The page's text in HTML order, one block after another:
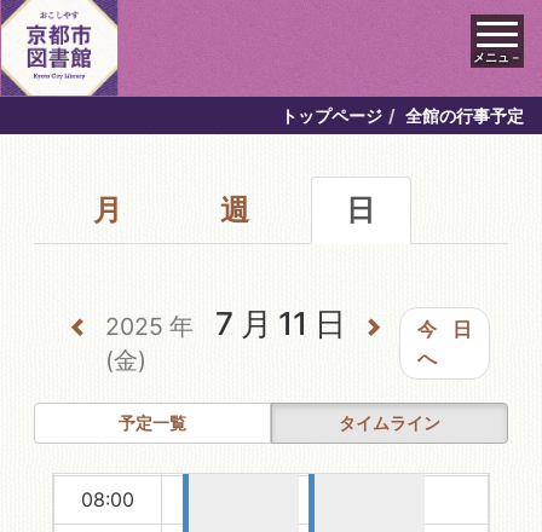
メニュ－
トップページ 全館の行事予定
月 週 日
2025年 7月11日
(金)
今日
へ
予定一覧 タイムライン
00:00
00:00-
ラリー
00:00-
00:00
相談コーナ
02:00
05:00
06:00
07:00
08:00